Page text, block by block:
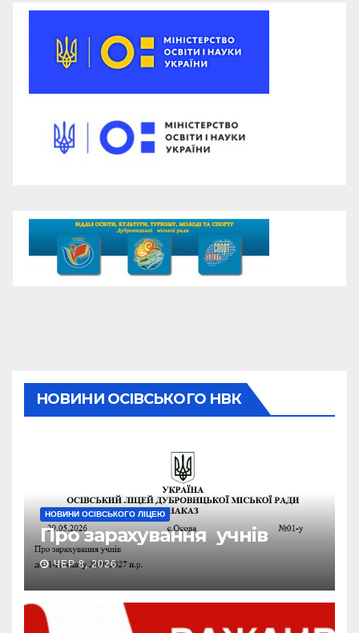
НОВИНИ ОСІВСЬКОГО НВК
НОВИНИ ОСІВСЬКОГО ЛІЦЕЮ
Про зарахування учнів
ЧЕР 8, 2026